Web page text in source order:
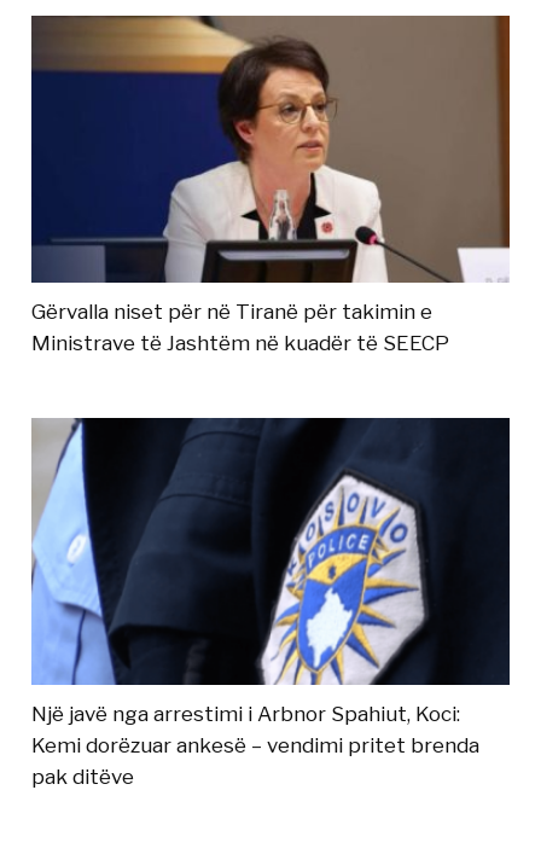
Gërvalla niset për në Tiranë për takimin e
Ministrave të Jashtëm në kuadër të SEECP
Një javë nga arrestimi i Arbnor Spahiut, Koci:
Kemi dorëzuar ankesë – vendimi pritet brenda
pak ditëve